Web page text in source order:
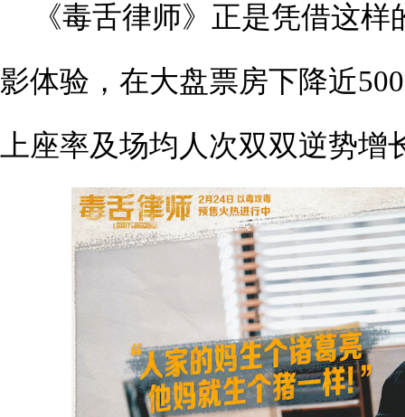
《毒舌律师》正是凭借这
影体验，在大盘票房下降近
上座率及场均人次双双逆势增